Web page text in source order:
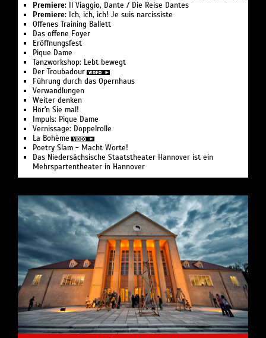
Premiere: Il Viaggio, Dante / Die Reise Dantes
Premiere: Ich, ich, ich! Je suis narcissiste
Offenes Training Ballett
Das offene Foyer
Eröffnungsfest
Pique Dame
Tanzworkshop: Lebt bewegt
Der Troubadour
Führung durch das Opernhaus
Verwandlungen
Weiter denken
Hör'n Sie mal!
Impuls: Pique Dame
Vernissage: Doppelrolle
La Bohème
Poetry Slam - Macht Worte!
Das Niedersächsische Staatstheater Hannover ist ein
Mehrspartentheater in Hannover